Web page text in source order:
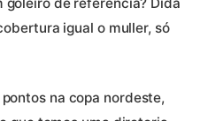
igual o muller, só
na copa nordeste,